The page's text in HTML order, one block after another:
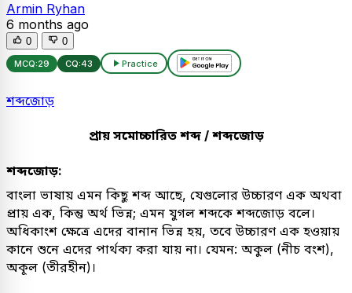
Armin Ryhan
6 months ago
0 0
MCQ:29 CQ:43 Practice
শব্দজোড়
প্রায় সমোচ্চারিত শব্দ / শব্দজোড়
শব্দজোড়:
বাংলা ভাষায় এমন কিছু শব্দ আছে, যেগুলোর উচ্চারণ এক অথবা
প্রায় এক, কিন্তু অর্থ ভিন্ন; এমন যুগল শব্দকে শব্দজোড় বলে।
অধিকাংশ ক্ষেত্রে এদের বানান ভিন্ন হয়, তবে উচ্চারণ এক হওয়ায়
কানে শুনে এদের পার্থক্য করা যায় না। যেমন: অকুল (নীচ বংশ),
অকূল (তীরহীন)।